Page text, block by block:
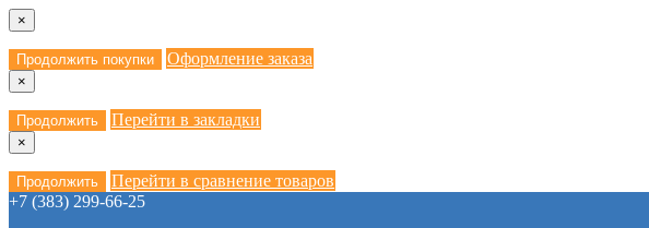
×
Продолжить покупки Оформление заказа
×
Продолжить Перейти в закладки
×
Продолжить
Перейти в сравнение товаров
+7 (383) 299-66-25